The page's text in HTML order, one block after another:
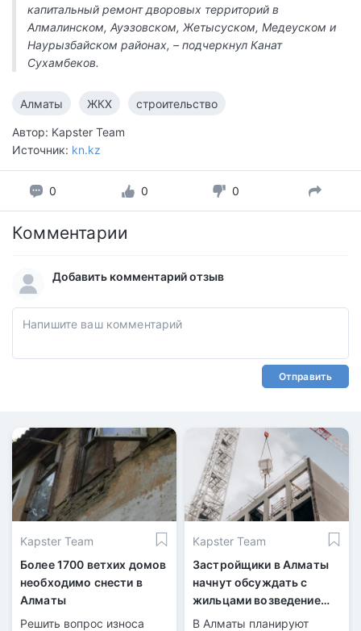
капитальный ремонт дворовых территорий в
Алмалинском, Ауэзовском, Жетысуском, Медеуском и
Наурызбайском районах, – подчеркнул Канат
Сухамбеков.
Алматы ЖКХ строительство
Автор: Kapster Team
Источник: kn.kz
0 0 0
Комментарии
Добавить комментарий отзыв
Отправить
Kapster Team
Более 1700 ветхих домов
необходимо снести в
Алматы
Решить вопрос износа
Kapster Team
Застройщики в Алматы
начнут обсуждать с
жильцами возведение
будущих ЖК
В Алматы планируют